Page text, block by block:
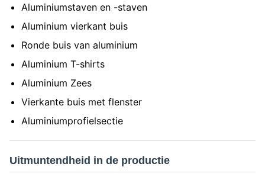
Aluminiumstaven en -staven
Aluminium vierkant buis
Ronde buis van aluminium
Aluminium T-shirts
Aluminium Zees
Vierkante buis met flenster
Aluminiumprofielsectie
Uitmuntendheid in de productie